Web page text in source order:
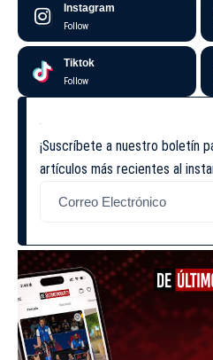
Instagram
Follow
Tiktok
Follow
¡Suscríbete a nuestro boletín
artículos más recientes al